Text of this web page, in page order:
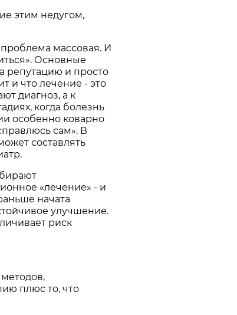
этим недугом,
массовая. И
Основные
репутацию и просто
и что лечение - это
диагноз, а к
когда болезнь
особенно коварно
сам». В
составлять
«лечение» - и
начата
улучшение.
риск
плюс то, что